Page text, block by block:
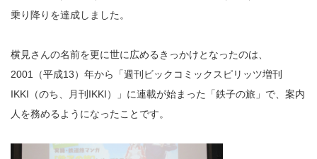
乗り降りを達成しました。
横見さんの名前を更に世に広めるきっかけとなったのは、
2001（平成13）年から「週刊ビックコミックスピリッツ増刊
IKKI（のち、月刊IKKI）」に連載が始まった「鉄子の旅」で、案内
人を務めるようになったことです。